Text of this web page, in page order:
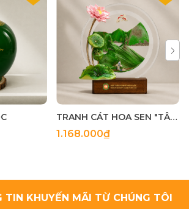
TRANH CÁT HOA SEN "TÂM TRONG NHƯ NGỌC"
1.168.000₫
TIN KHUYẾN MÃI TỪ CHÚNG TÔI